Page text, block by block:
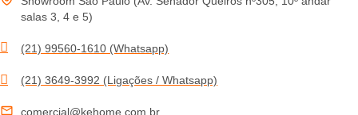
salas 3, 4 e 5)
(21) 99560-1610 (Whatsapp)
(21) 3649-3992 (Ligações / Whatsapp)
comercial@kehome.com.br